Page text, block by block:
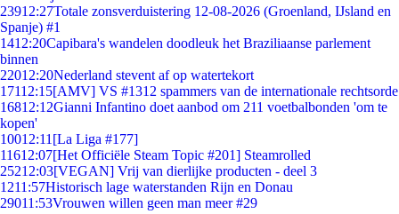
23912:27Totale zonsverduistering 12-08-2026 (Groenland, IJsland en
Spanje) #1
1412:20Capibara's wandelen doodleuk het Braziliaanse parlement
binnen
22012:20Nederland stevent af op watertekort
17112:15[AMV] VS #1312 spammers van de internationale rechtsorde
16812:12Gianni Infantino doet aanbod om 211 voetbalbonden 'om te
kopen'
10012:11 [La Liga #177]
11612:07[Het Officiële Steam Topic #201] Steamrolled
25212:03[VEGAN] Vrij van dierlijke producten - deel 3
1211:57Historisch lage waterstanden Rijn en Donau
29011:53Vrouwen willen geen man meer #29